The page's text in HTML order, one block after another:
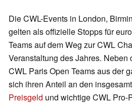
Die CWL-Events in London,
gelten als offizielle Stopps für
Teams auf dem Weg zur CWL
Veranstaltung des Jahres.
CWL Paris Open Teams aus der
sich ihren Anteil an den
Preisgeld und wichtige CWL Pro-